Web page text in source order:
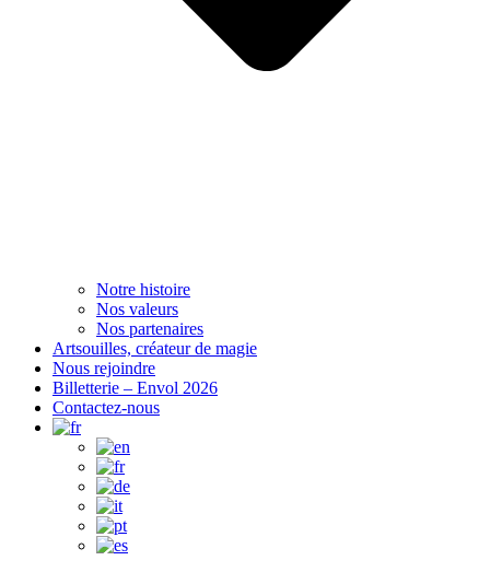
Notre histoire
Nos valeurs
Nos partenaires
Artsouilles, créateur de magie
Nous rejoindre
Billetterie – Envol 2026
Contactez-nous